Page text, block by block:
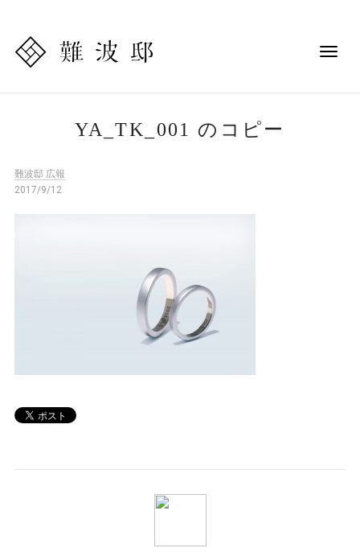
YA_TK_001 のコピー
難波邸 広報
2017/9/12